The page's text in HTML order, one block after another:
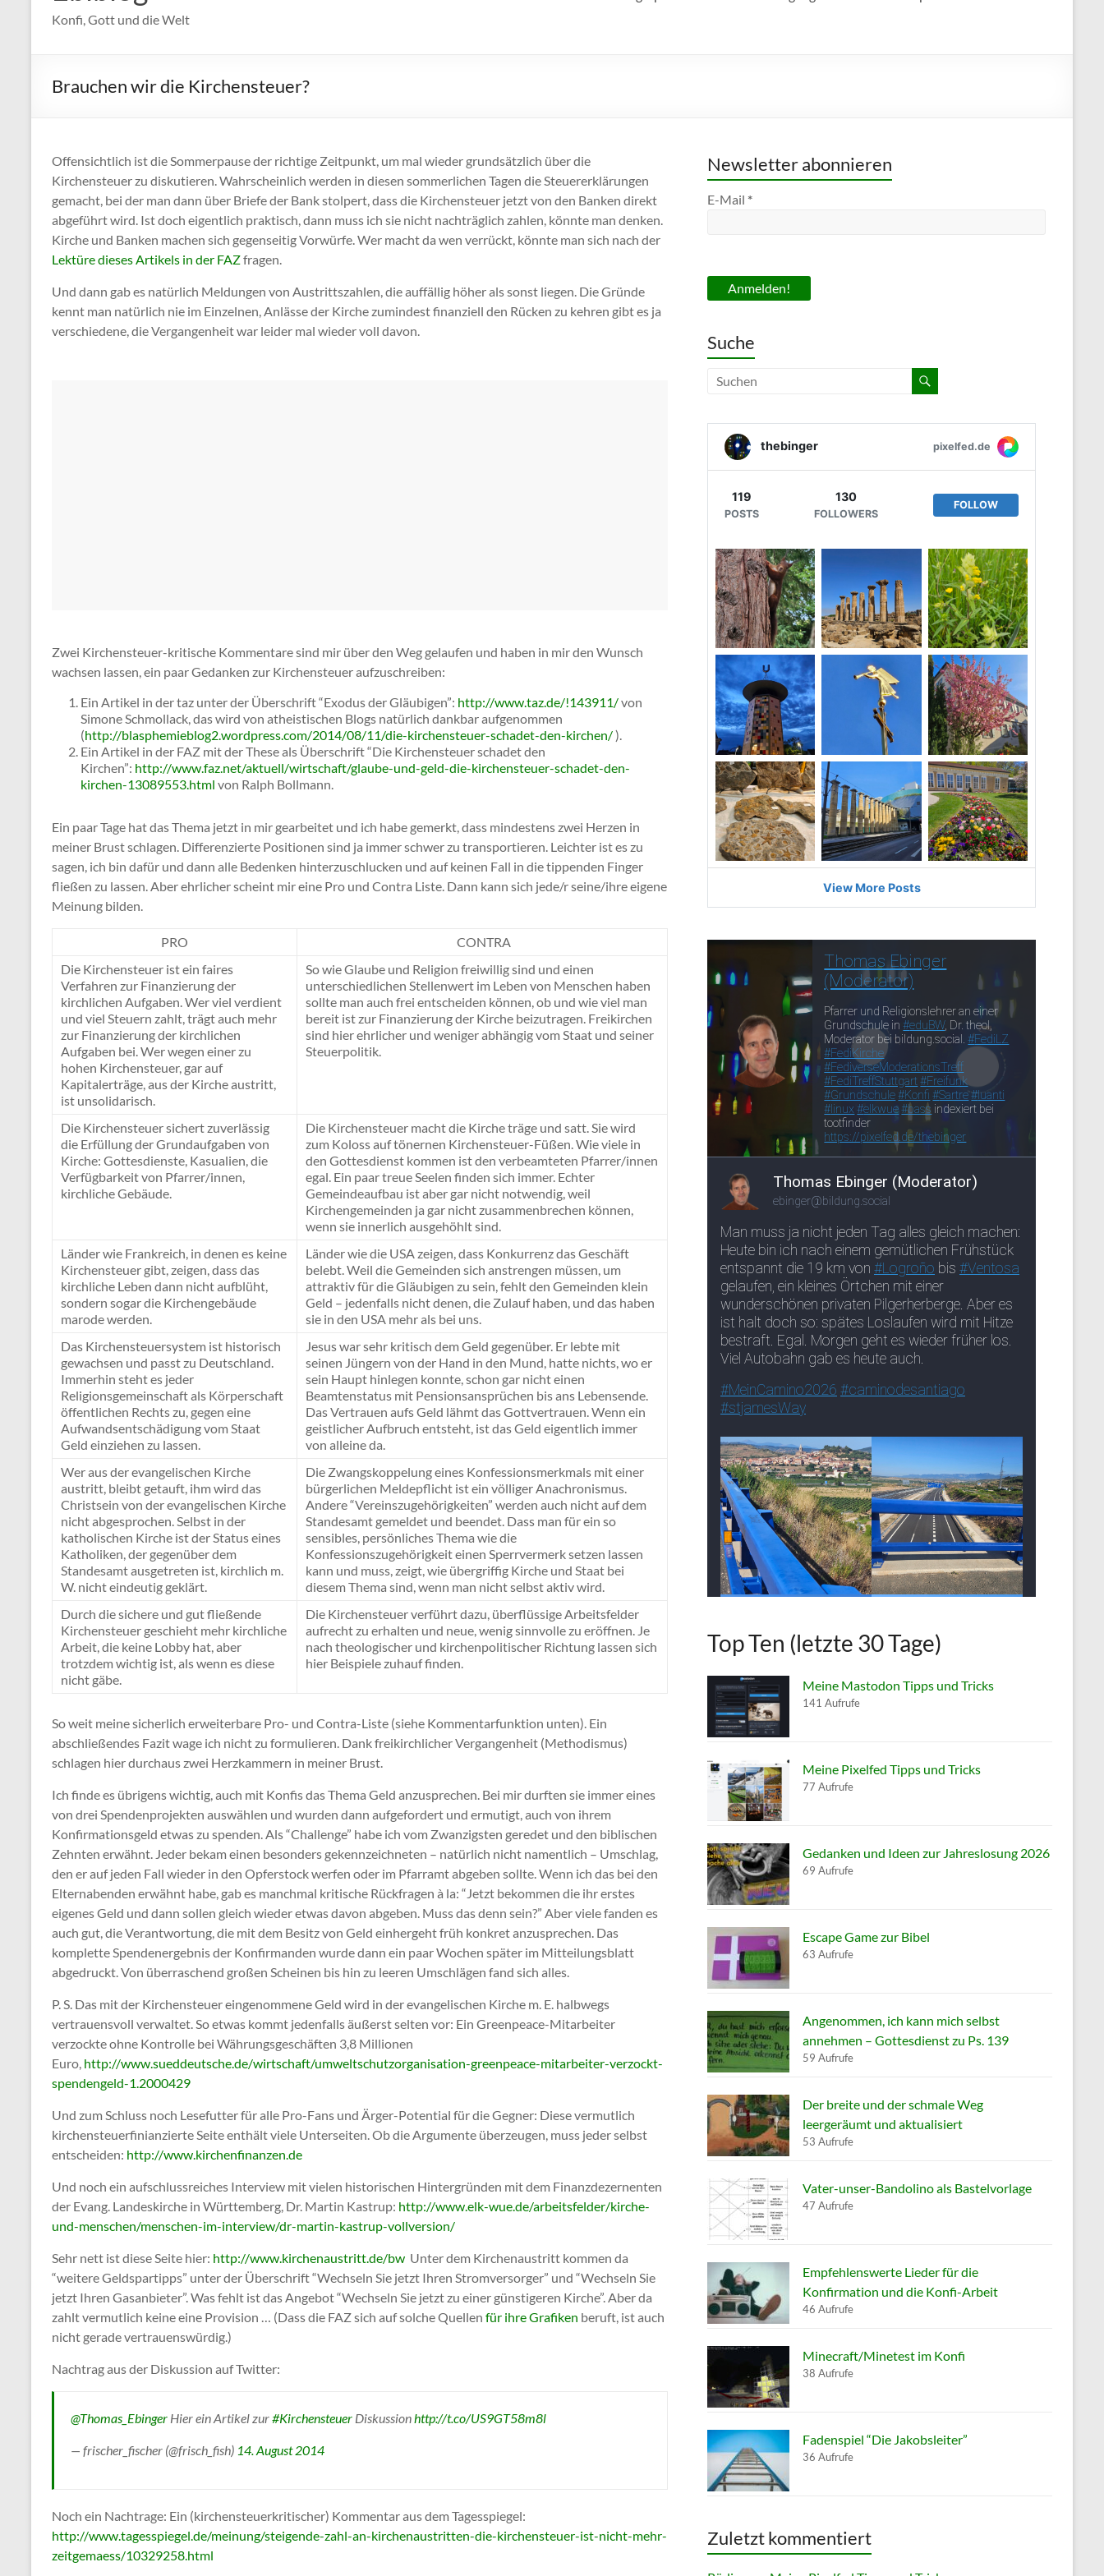
Konfi, Gott und die Welt
Brauchen wir die Kirchensteuer?
Offensichtlich ist die Sommerpause der richtige Zeitpunkt, um mal wieder grundsätzlich über die
Kirchensteuer zu diskutieren. Wahrscheinlich werden in diesen sommerlichen Tagen die Steuererklärungen
gemacht, bei der man dann über Briefe der Bank stolpert, dass die Kirchensteuer jetzt von den Banken direkt
abgeführt wird. Ist doch eigentlich praktisch, dann muss ich sie nicht nachträglich zahlen, könnte man denken.
Kirche und Banken machen sich gegenseitig Vorwürfe. Wer macht da wen verrückt, könnte man sich nach der
Lektüre dieses Artikels in der FAZfragen.
Und dann gab es natürlich Meldungen von Austrittszahlen, die auffällig höher als sonst liegen. Die Gründe
kennt man natürlich nie im Einzelnen, Anlässe der Kirche zumindest finanziell den Rücken zu kehren gibt es ja
verschiedene, die Vergangenheit war leider mal wieder voll davon.
Zwei Kirchensteuer-kritische Kommentare sind mir über den Weg gelaufen und haben in mir den Wunsch
wachsen lassen, ein paar Gedanken zur Kirchensteuer aufzuschreiben:
Ein Artikel in der taz unter der Überschrift “Exodus der Gläubigen”: http://www.taz.de/!143911/von
Simone Schmollack, das wird von atheistischen Blogs natürlich dankbar aufgenommen
(http://blasphemieblog2.wordpress.com/2014/08/11/die-kirchensteuer-schadet-den-kirchen/).
Ein Artikel in der FAZ mit der These als Überschrift “Die Kirchensteuer schadet den
Kirchen”: http://www.faz.net/aktuell/wirtschaft/glaube-und-geld-die-kirchensteuer-schadet-den-
kirchen-13089553.html von Ralph Bollmann.
Ein paar Tage hat das Thema jetzt in mir gearbeitet und ich habe gemerkt, dass mindestens zwei Herzen in
meiner Brust schlagen. Differenzierte Positionen sind ja immer schwer zu transportieren. Leichter ist es zu
sagen, ich bin dafür und dann alle Bedenken hinterzuschlucken und auf keinen Fall in die tippenden Finger
fließen zu lassen. Aber ehrlicher scheint mir eine Pro und Contra Liste. Dann kann sich jede/r seine/ihre eigene
Meinung bilden.
PRO
CONTRA
Die Kirchensteuer ist ein faires
Verfahren zur Finanzierung der
kirchlichen Aufgaben. Wer viel verdient
und viel Steuern zahlt, trägt auch mehr
zur Finanzierung der kirchlichen
Aufgaben bei. Wer wegen einer zu
hohen Kirchensteuer, gar auf
Kapitalerträge, aus der Kirche austritt,
ist unsolidarisch.
So wie Glaube und Religion freiwillig sind und einen
unterschiedlichen Stellenwert im Leben von Menschen haben
sollte man auch frei entscheiden können, ob und wie viel man
bereit ist zur Finanzierung der Kirche beizutragen. Freikirchen
sind hier ehrlicher und weniger abhängig vom Staat und seiner
Steuerpolitik.
Die Kirchensteuer sichert zuverlässig
die Erfüllung der Grundaufgaben von
Kirche: Gottesdienste, Kasualien, die
Verfügbarkeit von Pfarrer/innen,
kirchliche Gebäude.
Die Kirchensteuer macht die Kirche träge und satt. Sie wird
zum Koloss auf tönernen Kirchensteuer-Füßen. Wie viele in
den Gottesdienst kommen ist den verbeamteten Pfarrer/innen
egal. Ein paar treue Seelen finden sich immer. Echter
Gemeindeaufbau ist aber gar nicht notwendig, weil
Kirchengemeinden ja gar nicht zusammenbrechen können,
wenn sie innerlich ausgehöhlt sind.
Länder wie Frankreich, in denen es keine
Kirchensteuer gibt, zeigen, dass das
kirchliche Leben dann nicht aufblüht,
sondern sogar die Kirchengebäude
marode werden.
Länder wie die USA zeigen, dass Konkurrenz das Geschäft
belebt. Weil die Gemeinden sich anstrengen müssen, um
attraktiv für die Gläubigen zu sein, fehlt den Gemeinden klein
Geld – jedenfalls nicht denen, die Zulauf haben, und das haben
sie in den USA mehr als bei uns.
Das Kirchensteuersystem ist historisch
gewachsen und passt zu Deutschland.
Immerhin steht es jeder
Religionsgemeinschaft als Körperschaft
öffentlichen Rechts zu, gegen eine
Aufwandsentschädigung vom Staat
Geld einziehen zu lassen.
Jesus war sehr kritisch dem Geld gegenüber. Er lebte mit
seinen Jüngern von der Hand in den Mund, hatte nichts, wo er
sein Haupt hinlegen konnte, schon gar nicht einen
Beamtenstatus mit Pensionsansprüchen bis ans Lebensende.
Das Vertrauen aufs Geld lähmt das Gottvertrauen. Wenn ein
geistlicher Aufbruch entsteht, ist das Geld eigentlich immer
von alleine da.
Wer aus der evangelischen Kirche
austritt, bleibt getauft, ihm wird das
Christsein von der evangelischen Kirche
nicht abgesprochen. Selbst in der
katholischen Kirche ist der Status eines
Katholiken, der gegenüber dem
Standesamt ausgetreten ist, kirchlich m.
W. nicht eindeutig geklärt.
Die Zwangskoppelung eines Konfessionsmerkmals mit einer
bürgerlichen Meldepflicht ist ein völliger Anachronismus.
Andere “Vereinszugehörigkeiten” werden auch nicht auf dem
Standesamt gemeldet und beendet. Dass man für ein so
sensibles, persönliches Thema wie die
Konfessionszugehörigkeit einen Sperrvermerk setzen lassen
kann und muss, zeigt, wie übergriffig Kirche und Staat bei
diesem Thema sind, wenn man nicht selbst aktiv wird.
Durch die sichere und gut fließende
Kirchensteuer geschieht mehr kirchliche
Arbeit, die keine Lobby hat, aber
trotzdem wichtig ist, als wenn es diese
nicht gäbe.
Die Kirchensteuer verführt dazu, überflüssige Arbeitsfelder
aufrecht zu erhalten und neue, wenig sinnvolle zu eröffnen. Je
nach theologischer und kirchenpolitischer Richtung lassen sich
hier Beispiele zuhauf finden.
So weit meine sicherlich erweiterbare Pro- und Contra-Liste (siehe Kommentarfunktion unten). Ein
abschließendes Fazit wage ich nicht zu formulieren. Dank freikirchlicher Vergangenheit (Methodismus)
schlagen hier durchaus zwei Herzkammern in meiner Brust.
Ich finde es übrigens wichtig, auch mit Konfis das Thema Geld anzusprechen. Bei mir durften sie immer eines
von drei Spendenprojekten auswählen und wurden dann aufgefordert und ermutigt, auch von ihrem
Konfirmationsgeld etwas zu spenden. Als “Challenge” habe ich vom Zwanzigsten geredet und den biblischen
Zehnten erwähnt. Jeder bekam einen besonders gekennzeichneten – natürlich nicht namentlich – Umschlag,
den er auf jeden Fall wieder in den Opferstock werfen oder im Pfarramt abgeben sollte. Wenn ich das bei den
Elternabenden erwähnt habe, gab es manchmal kritische Rückfragen à la: “Jetzt bekommen die ihr erstes
eigenes Geld und dann sollen gleich wieder etwas davon abgeben. Muss das denn sein?” Aber viele fanden es
auch gut, die Verantwortung, die mit dem Besitz von Geld einhergeht früh konkret anzusprechen. Das
komplette Spendenergebnis der Konfirmanden wurde dann ein paar Wochen später im Mitteilungsblatt
abgedruckt. Von überraschend großen Scheinen bis hin zu leeren Umschlägen fand sich alles.
P. S. Das mit der Kirchensteuer eingenommene Geld wird in der evangelischen Kirche m. E. halbwegs
vertrauensvoll verwaltet. So etwas kommt jedenfalls äußerst selten vor: Ein Greenpeace-Mitarbeiter
verzockte ohne Kontrolle bei Währungsgeschäften 3,8 Millionen
Euro, http://www.sueddeutsche.de/wirtschaft/umweltschutzorganisation-greenpeace-mitarbeiter-verzockt-
spendengeld-1.2000429
Und zum Schluss noch Lesefutter für alle Pro-Fans und Ärger-Potential für die Gegner: Diese vermutlich
kirchensteuerfinianzierte Seite enthält viele Unterseiten. Ob die Argumente überzeugen, muss jeder selbst
entscheiden: http://www.kirchenfinanzen.de
Und noch ein aufschlussreiches Interview mit vielen historischen Hintergründen mit dem Finanzdezernenten
der Evang. Landeskirche in Württemberg, Dr. Martin Kastrup: http://www.elk-wue.de/arbeitsfelder/kirche-
und-menschen/menschen-im-interview/dr-martin-kastrup-vollversion/
Sehr nett ist diese Seite hier: http://www.kirchenaustritt.de/bw Unter dem Kirchenaustritt kommen da
“weitere Geldspartipps” unter der Überschrift “Wechseln Sie jetzt Ihren Stromversorger” und “Wechseln Sie
jetzt Ihren Gasanbieter”. Was fehlt ist das Angebot “Wechseln Sie jetzt zu einer günstigeren Kirche”. Aber da
zahlt vermutlich keine eine Provision … (Dass die FAZ sich auf solche Quellen für ihre Grafiken beruft, ist auch
nicht gerade vertrauenswürdig.)
Nachtrag aus der Diskussion auf Twitter:
@Thomas_Ebinger Hier ein Artikel zur#Kirchensteuer Diskussionhttp://t.co/US9GT58m8l
— frischer_fischer (@frisch_fish) 14. August 2014
Noch ein Nachtrage: Ein (kirchensteuerkritischer) Kommentar aus dem Tagesspiegel:
http://www.tagesspiegel.de/meinung/steigende-zahl-an-kirchenaustritten-die-kirchensteuer-ist-nicht-mehr-
zeitgemaess/10329258.html
Newsletter abonnieren
E-Mail *
Suche
Top Ten (letzte 30 Tage)
Meine Mastodon Tipps und Tricks
141 Aufrufe
Meine Pixelfed Tipps und Tricks
77 Aufrufe
Gedanken und Ideen zur Jahreslosung 2026
69 Aufrufe
Escape Game zur Bibel
63 Aufrufe
Angenommen, ich kann mich selbst
annehmen – Gottesdienst zu Ps. 139
59 Aufrufe
Der breite und der schmale Weg
leergeräumt und aktualisiert
53 Aufrufe
Vater-unser-Bandolino als Bastelvorlage
47 Aufrufe
Empfehlenswerte Lieder für die
Konfirmation und die Konfi-Arbeit
46 Aufrufe
Minecraft/Minetest im Konfi
38 Aufrufe
Fadenspiel “Die Jakobsleiter”
36 Aufrufe
Zuletzt kommentiert